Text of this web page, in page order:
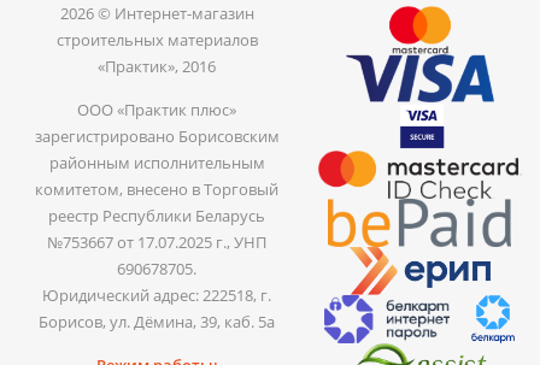
2026 © Интернет-магазин
строительных материалов
«Практик», 2016
ООО «Практик плюс»
зарегистрировано Борисовским
районным исполнительным
комитетом, внесено в Торговый
реестр Республики Беларусь
№753667 от 17.07.2025 г., УНП
690678705.
Юридический адрес: 222518, г.
Борисов, ул. Дёмина, 39, каб. 5а